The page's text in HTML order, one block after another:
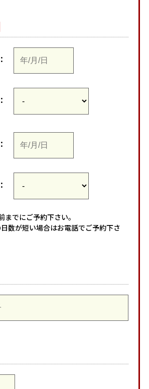
までにご予約下さい。
数が短い場合はお電話でご予約下さ